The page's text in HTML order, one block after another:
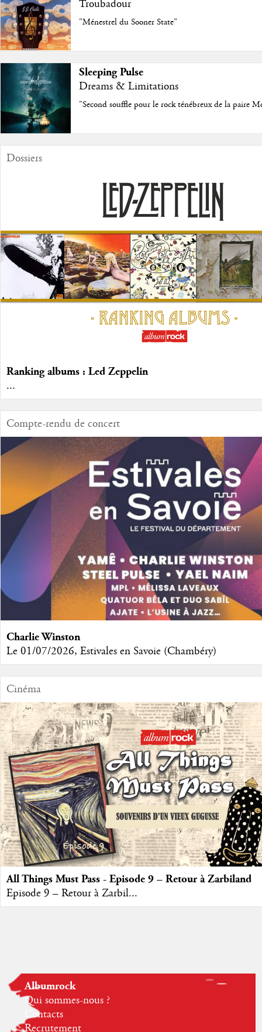
Troubadour
"Ménestrel du Sooner State"
Sleeping Pulse
Dreams & Limitations
"Second souffle pour le rock ténébreux de la paire
Dossiers
Ranking albums : Led Zeppelin
...
Compte-rendu de concert
Charlie Winston
Le 01/07/2026, Estivales en Savoie (Chambéry)
Cinéma
All Things Must Pass - Episode 9 – Retour à Zarbiland
Episode 9 – Retour à Zarbil...
Albumrock
Qui sommes-nous ?
Contacts
Recrutement